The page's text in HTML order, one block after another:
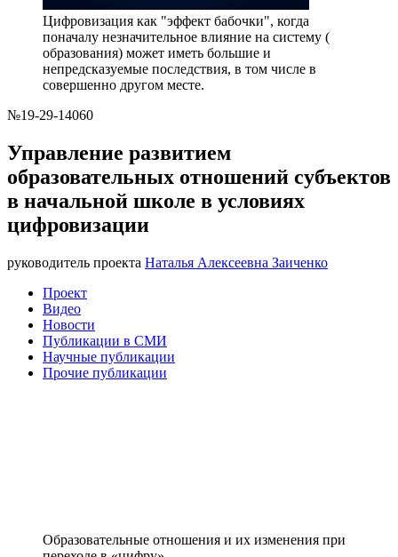
Цифровизация как "эффект бабочки", когда
поначалу незначительное влияние на систему (
образования) может иметь большие и
непредсказуемые последствия, в том числе в
совершенно другом месте.
№19-29-14060
Управление развитием
образовательных отношений субъектов
в начальной школе в условиях
цифровизации
руководитель проекта Наталья Алексеевна Заиченко
Проект
Видео
Новости
Публикации в СМИ
Научные публикации
Прочие публикации
Образовательные отношения и их изменения при